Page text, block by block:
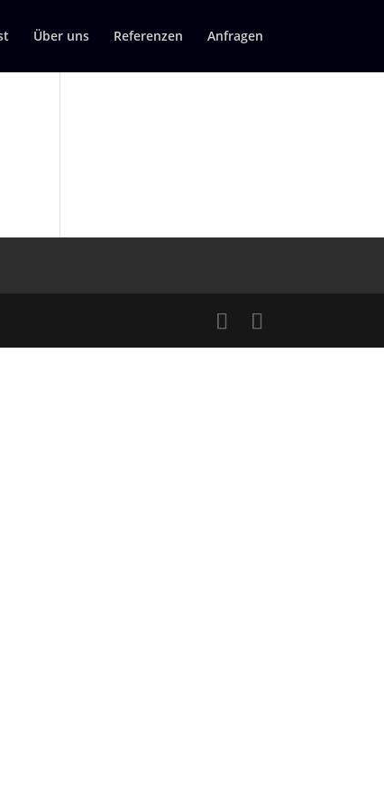
Über uns Referenzen Anfragen